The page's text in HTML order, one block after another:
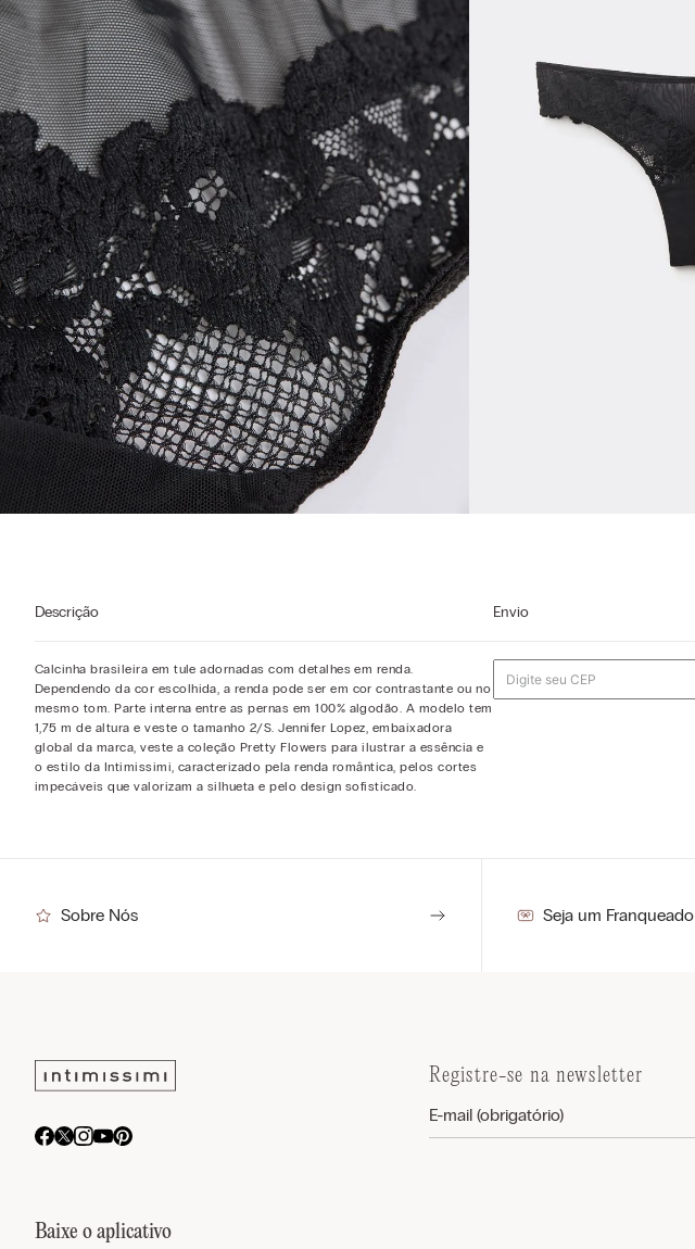
Descrição
Calcinha brasileira em tule adornadas com detalhes em renda.
Dependendo da cor escolhida, a renda pode ser em cor contrastante ou no
mesmo tom. Parte interna entre as pernas em 100% algodão. A modelo tem
1,75 m de altura e veste o tamanho 2/S. Jennifer Lopez, embaixadora
global da marca, veste a coleção Pretty Flowers para ilustrar a essência e
o estilo da Intimissimi, caracterizado pela renda romântica, pelos cortes
impecáveis que valorizam a silhueta e pelo design sofisticado.
Envio
Sobre Nós Seja um Franqueado
Baixe o aplicativo
Registre-se na newsletter